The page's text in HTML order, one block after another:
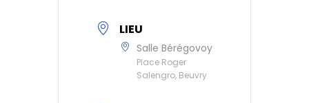
LIEU
Salle Bérégovoy
Place Roger
Salengro, Beuvry